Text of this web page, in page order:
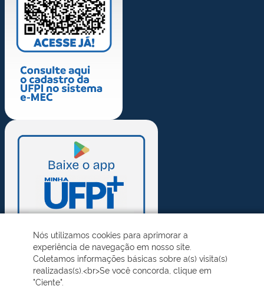
Nós utilizamos cookies para aprimorar a
experiência de navegação em nosso site.
Coletamos informações básicas sobre a(s) visita(s)
realizadas(s).<br>Se você concorda, clique em
"Ciente".